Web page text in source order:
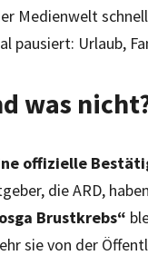
Medienwelt
pausiert: Urlaub,
was
offizielle
die ARD,
Brustkrebs“
sie von der